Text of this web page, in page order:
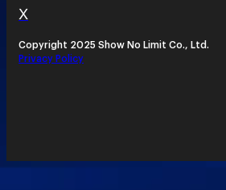
X
Copyright 2025 Show No Limit Co., Ltd.
Privacy Policy